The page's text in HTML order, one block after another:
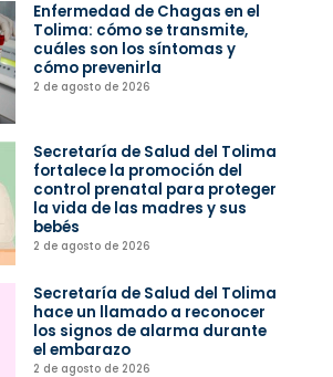
Enfermedad de Chagas en el
Tolima: cómo se transmite,
cuáles son los síntomas y
cómo prevenirla
2 de agosto de 2026
Secretaría de Salud del Tolima
fortalece la promoción del
control prenatal para proteger
la vida de las madres y sus
bebés
2 de agosto de 2026
Secretaría de Salud del Tolima
hace un llamado a reconocer
los signos de alarma durante
el embarazo
2 de agosto de 2026